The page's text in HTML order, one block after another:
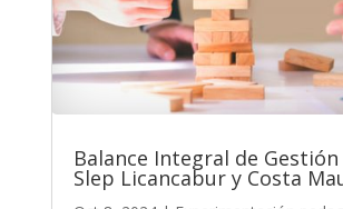
Balance Integral de Gestión
Slep Licancabur y Costa